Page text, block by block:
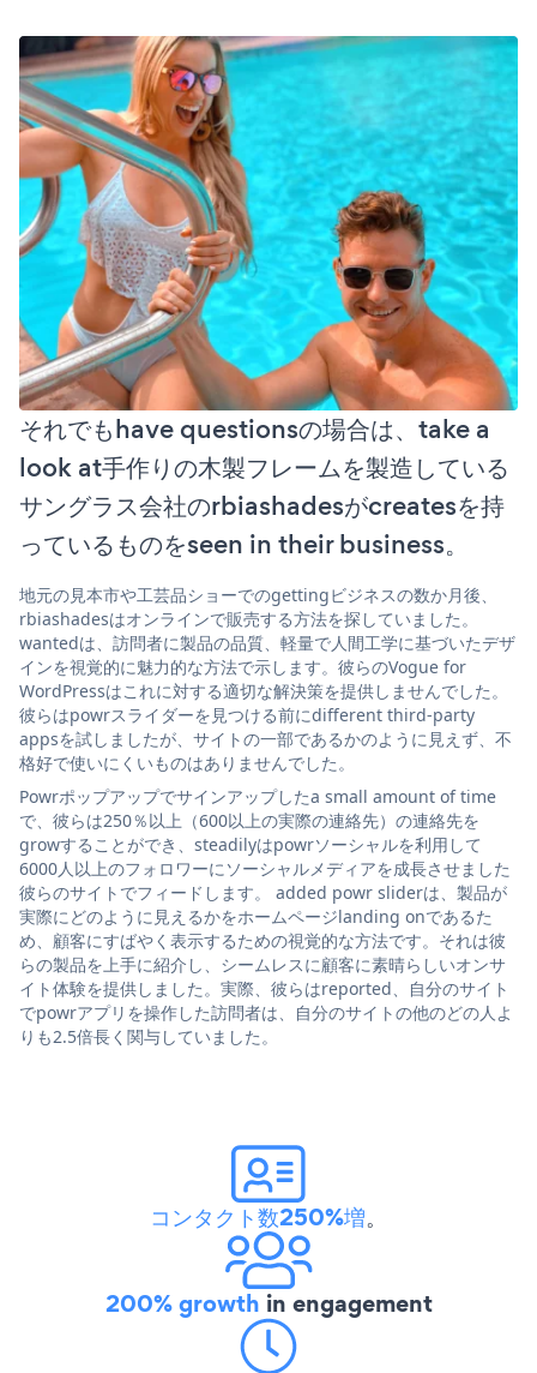
それでもhave questionsの場合は、take a
look at手作りの木製フレームを製造している
サングラス会社のrbiashadesがcreatesを持
っているものをseen in their business。
地元の見本市や工芸品ショーでのgettingビジネスの数か月後、
rbiashadesはオンラインで販売する方法を探していました。
wantedは、訪問者に製品の品質、軽量で人間工学に基づいたデザ
インを視覚的に魅力的な方法で示します。彼らのVogue for
WordPressはこれに対する適切な解決策を提供しませんでした。
彼らはpowrスライダーを見つける前にdifferent third-party
appsを試しましたが、サイトの一部であるかのように見えず、不
格好で使いにくいものはありませんでした。
Powrポップアップでサインアップしたa small amount of time
で、彼らは250％以上（600以上の実際の連絡先）の連絡先を
growすることができ、steadilyはpowrソーシャルを利用して
6000人以上のフォロワーにソーシャルメディアを成長させました
彼らのサイトでフィードします。 added powr sliderは、製品が
実際にどのように見えるかをホームページlanding onであるた
め、顧客にすばやく表示するための視覚的な方法です。それは彼
らの製品を上手に紹介し、シームレスに顧客に素晴らしいオンサ
イト体験を提供しました。実際、彼らはreported、自分のサイト
でpowrアプリを操作した訪問者は、自分のサイトの他のどの人よ
りも2.5倍長く関与していました。
コンタクト数250%増。
200% growth in engagement